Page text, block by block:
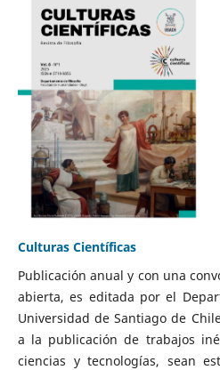
Culturas Científicas
Publicación anual y con una
abierta, es editada por el
Universidad de Santiago de
a la publicación de trabajos
ciencias y tecnologías, sean